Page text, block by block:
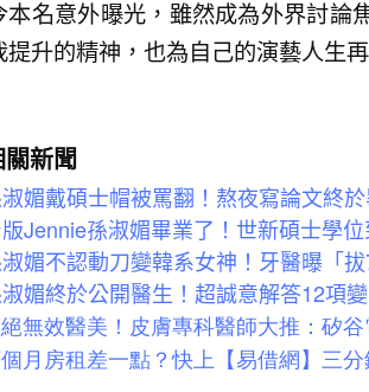
本名意外曝光，雖然成為外界討論
提升的精神，也為自己的演藝人生
關新聞
媚戴碩士帽被罵翻！熬夜寫論文終
Jennie孫淑媚畢業了！世新碩士學
媚不認動刀變韓系女神！牙醫曝「
媚終於公開醫生！超誠意解答12項